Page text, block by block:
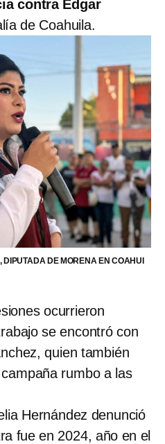
contra Edgar
de Coahuila.
DE MORENA EN COAHUI
ocurrieron
se encontró con
quien también
rumbo a las
Hernández denunció
fue en 2024, año en el